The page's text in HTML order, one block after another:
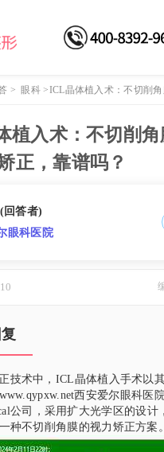
> 眼科 >ICL晶体植入术：不切削
植入术：不切削角
正，靠谱吗？
(回答者)
眼科医院
技术中，ICL晶体植入手术以
西安爱尔眼科医
公司，采用扩大光学区的设
种不切削角膜的视力矫正方案。